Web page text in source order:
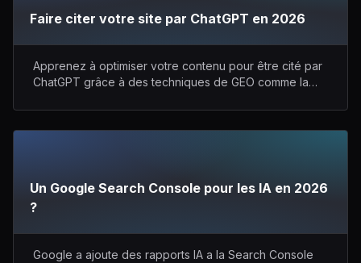
Faire citer votre site par ChatGPT en 2026
Apprenez à optimiser votre contenu pour être cité par
ChatGPT grâce à des techniques de GEO comme la
Un Google Search Console pour les IA en 2026
?
Google a ajoute des rapports IA a la Search Console